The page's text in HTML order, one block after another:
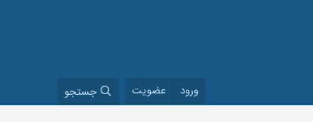
ورود عضویت جستجو